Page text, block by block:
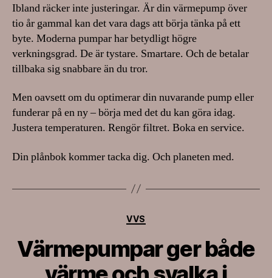
Ibland räcker inte justeringar. Är din värmepump över
tio år gammal kan det vara dags att börja tänka på ett
byte. Moderna pumpar har betydligt högre
verkningsgrad. De är tystare. Smartare. Och de betalar
tillbaka sig snabbare än du tror.
Men oavsett om du optimerar din nuvarande pump eller
funderar på en ny – börja med det du kan göra idag.
Justera temperaturen. Rengör filtret. Boka en service.
Din plånbok kommer tacka dig. Och planeten med.
Kategorier
VVS
Värmepumpar ger både